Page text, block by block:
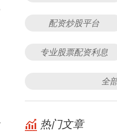
配资炒股平台
专业股票配资利息
全
热门文章